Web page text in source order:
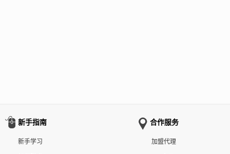
新手指南
新手学习
合作服务
加盟代理